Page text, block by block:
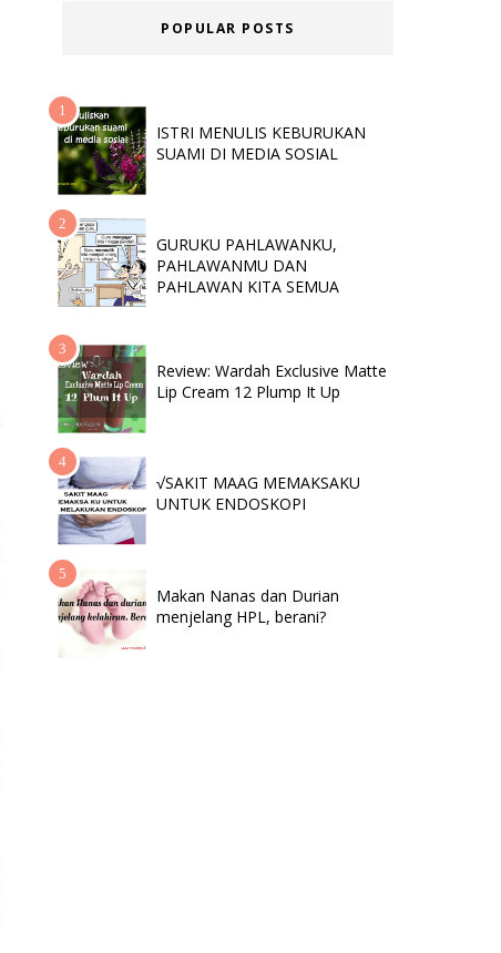
POPULAR POSTS
ISTRI MENULIS KEBURUKAN
SUAMI DI MEDIA SOSIAL
GURUKU PAHLAWANKU,
PAHLAWANMU DAN
PAHLAWAN KITA SEMUA
Review: Wardah Exclusive Matte
Lip Cream 12 Plump It Up
√SAKIT MAAG MEMAKSAKU
UNTUK ENDOSKOPI
Makan Nanas dan Durian
menjelang HPL, berani?